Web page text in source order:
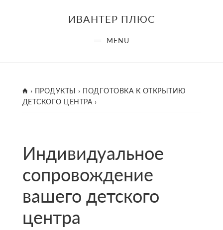
ИВАНТЕР ПЛЮС
MENU
ГЛАВНАЯ
› ПРОДУКТЫ › ПОДГОТОВКА К ОТКРЫТИЮ
ДЕТСКОГО ЦЕНТРА ›
Индивидуальное
сопровождение
вашего детского
центра